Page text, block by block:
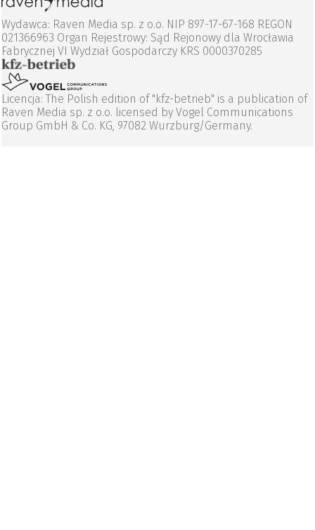
Wydawca: Raven Media sp. z o.o. NIP 897-17-67-168 REGON
021366963 Organ Rejestrowy: Sąd Rejonowy dla Wrocławia
Fabrycznej VI Wydział Gospodarczy KRS 0000370285
Licencja: The Polish edition of "kfz-betrieb" is a publication of
Raven Media sp. z o.o. licensed by Vogel Communications
Group GmbH & Co. KG, 97082 Wurzburg/Germany.